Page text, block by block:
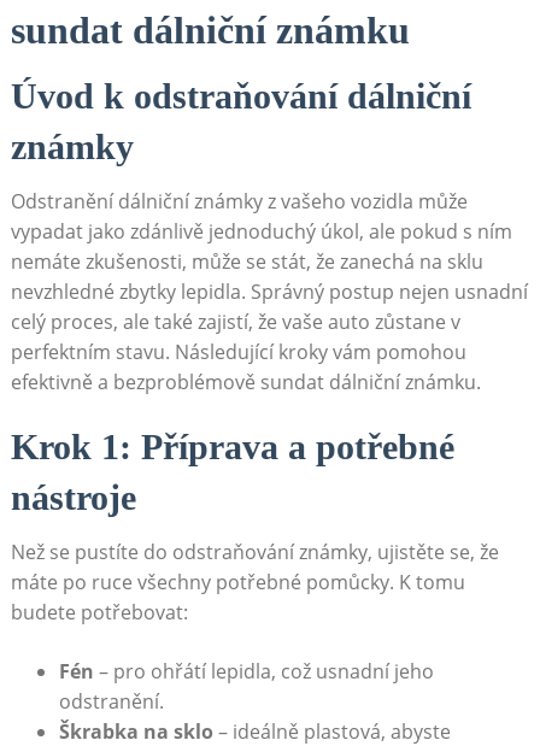
sundat dálniční známku
Úvod k odstraňování dálniční
známky
Odstranění dálniční známky z vašeho vozidla může
vypadat jako zdánlivě jednoduchý úkol, ale pokud s ním
nemáte zkušenosti, může se stát, že zanechá na sklu
nevzhledné zbytky lepidla. Správný postup nejen usnadní
celý proces, ale také zajistí, že vaše auto zůstane v
perfektním stavu. Následující kroky vám pomohou
efektivně a bezproblémově sundat dálniční známku.
Krok 1: Příprava a potřebné
nástroje
Než se pustíte do odstraňování známky, ujistěte se, že
máte po ruce všechny potřebné pomůcky. K tomu
budete potřebovat:
Fén – pro ohřátí lepidla, což usnadní jeho
odstranění.
Škrabka na sklo – ideálně plastová, abyste